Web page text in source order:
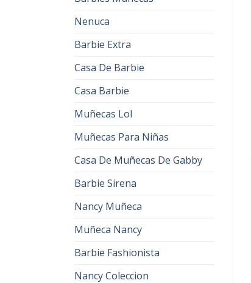
Nenuca
Barbie Extra
Casa De Barbie
Casa Barbie
Muñecas Lol
Muñecas Para Niñas
Casa De Muñecas De Gabby
Barbie Sirena
Nancy Muñeca
Muñeca Nancy
Barbie Fashionista
Nancy Coleccion